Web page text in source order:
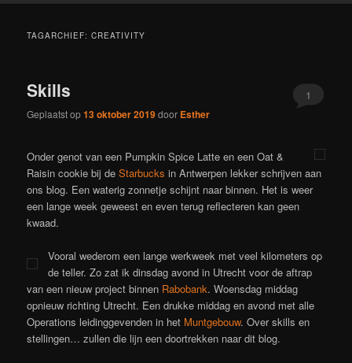
TAGARCHIEF:CREATIVITY
Skills
Geplaatst op13 oktober 2019door Esther
1
Onder genot van een Pumpkin Spice Latte en een Oat &
Raisin cookie bij deStarbucks in Antwerpen lekker schrijven aan
ons blog. Een waterig zonnetje schijnt naar binnen. Het is weer
een lange week geweest en even terug reflecteren kan geen
kwaad.
Vooral wederom een lange werkweek met veel kilometers op
de teller. Zo zat ik dinsdag avond in Utrecht voor de aftrap
van een nieuw project binnen Rabobank. Woensdag middag
opnieuw richting Utrecht. Een drukke middag en avond met alle
Operations leidinggevenden in het Muntgebouw. Over skills en
stellingen… zullen die lijn een doortrekken naar dit blog.